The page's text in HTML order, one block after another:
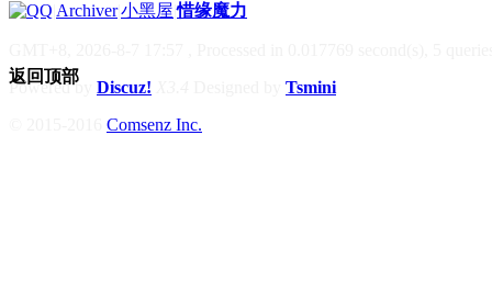
Archiver|小黑屋|惜缘魔力
Powered by Discuz!
Tsmini
Comsenz Inc.
返回顶部